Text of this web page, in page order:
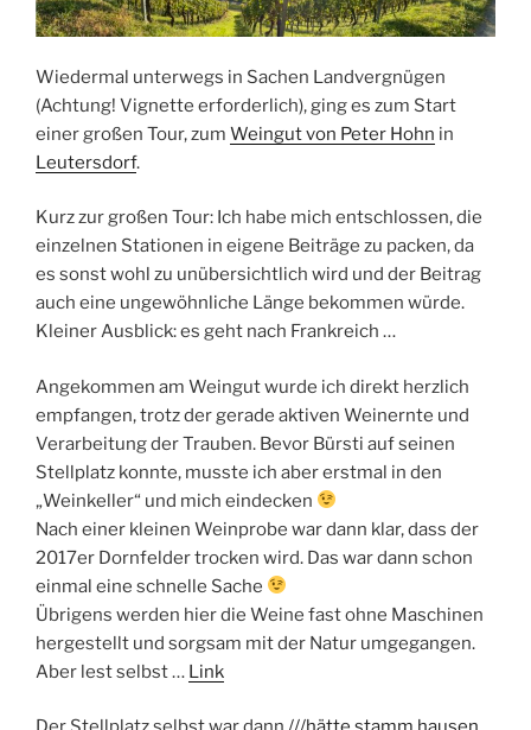
Wiedermal unterwegs in Sachen Landvergnügen
(Achtung! Vignette erforderlich), ging es zum Start
einer großen Tour, zum Weingut von Peter Hohn in
Leutersdorf.
Kurz zur großen Tour: Ich habe mich entschlossen, die
einzelnen Stationen in eigene Beiträge zu packen, da
es sonst wohl zu unübersichtlich wird und der Beitrag
auch eine ungewöhnliche Länge bekommen würde.
Kleiner Ausblick: es geht nach Frankreich …
Angekommen am Weingut wurde ich direkt herzlich
empfangen, trotz der gerade aktiven Weinernte und
Verarbeitung der Trauben. Bevor Bürsti auf seinen
Stellplatz konnte, musste ich aber erstmal in den
„Weinkeller“ und mich eindecken
Nach einer kleinen Weinprobe war dann klar, dass der
2017er Dornfelder trocken wird. Das war dann schon
einmal eine schnelle Sache
Übrigens werden hier die Weine fast ohne Maschinen
hergestellt und sorgsam mit der Natur umgegangen.
Aber lest selbst … Link